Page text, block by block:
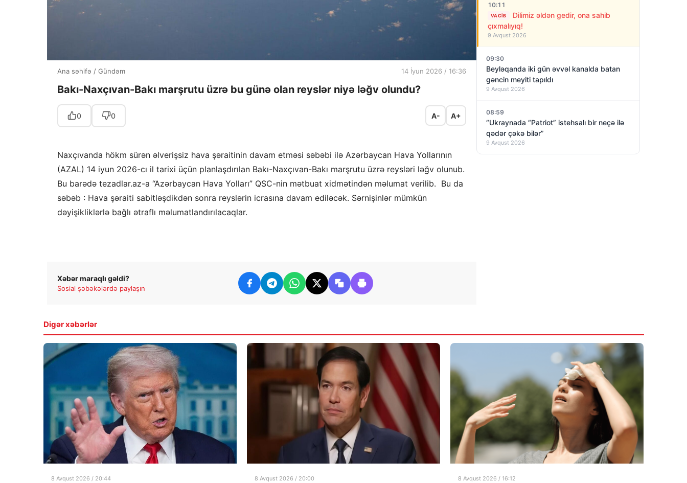
Ana səhifə / Gündəm 14 İyun 2026 / 16:36
Bakı-Naxçıvan-Bakı marşrutu üzrə bu günə olan reyslər niyə ləğv olundu?
0 0 A- A+
Naxçıvanda hökm sürən əlverişsiz hava şəraitinin davam etməsi səbəbi ilə Azərbaycan Hava Yollarının
(AZAL) 14 iyun 2026-cı il tarixi üçün planlaşdırılan Bakı-Naxçıvan-Bakı marşrutu üzrə reysləri ləğv olunub.
Bu barədə tezadlar.az-a “Azərbaycan Hava Yolları” QSC-nin mətbuat xidmətindən məlumat verilib. Bu da
səbəb : Hava şəraiti sabitləşdikdən sonra reyslərin icrasına davam ediləcək. Sərnişinlər mümkün
dəyişikliklərlə bağlı ətraflı məlumatlandırılacaqlar.
Xəbər maraqlı gəldi?
Sosial şəbəkələrdə paylaşın
10:11
VACIB
Dilimiz əldən gedir, ona sahib
çıxmalıyıq!
9 Avqust 2026
09:30
Beyləqanda iki gün əvvəl kanalda batan
gəncin meyiti tapıldı
9 Avqust 2026
08:59
“Ukraynada “Patriot” istehsalı bir neçə ilə
qədər çəkə bilər”
9 Avqust 2026
Digər xəbərlər
8 Avqust 2026 / 20:44 8 Avqust 2026 / 20:00 8 Avqust 2026 / 16:12